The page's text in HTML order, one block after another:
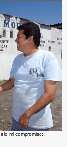
mi compromiso: